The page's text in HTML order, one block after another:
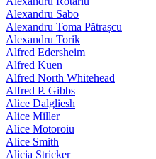
Alexandru Sabo
Alexandru Toma Pătrașcu
Alexandru Torik
Alfred Edersheim
Alfred Kuen
Alfred North Whitehead
Alfred P. Gibbs
Alice Dalgliesh
Alice Miller
Alice Motoroiu
Alice Smith
Alicia Stricker